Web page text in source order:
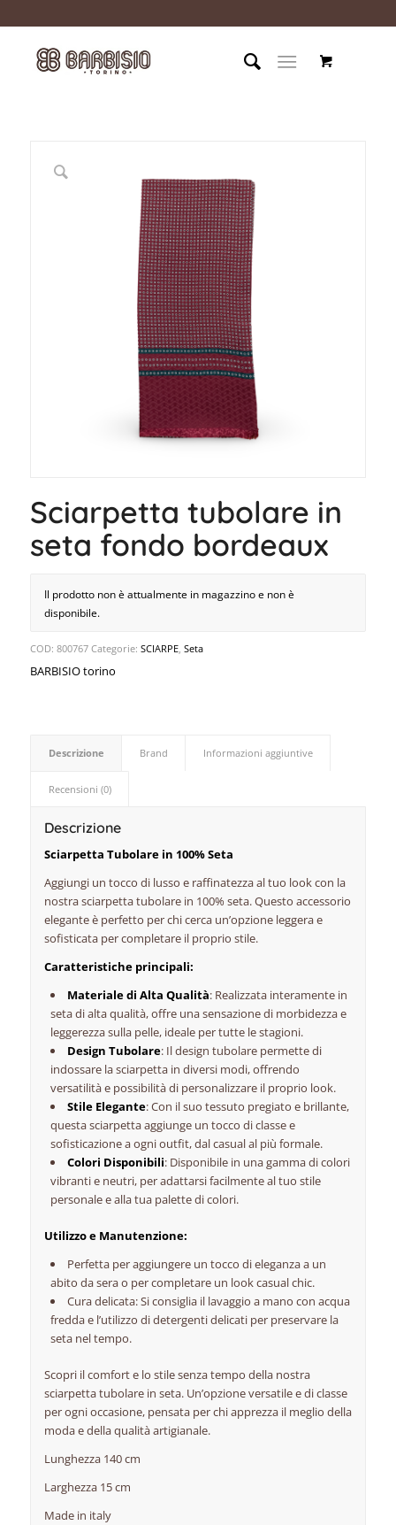
Sciarpetta tubolare in
seta fondo bordeaux
Il prodotto non è attualmente in magazzino e non è
disponibile.
COD: 800767 Categorie: SCIARPE, Seta
BARBISIO torino
Descrizione Brand Informazioni aggiuntive
Recensioni (0)
Descrizione
Sciarpetta Tubolare in 100% Seta
Aggiungi un tocco di lusso e raffinatezza al tuo look con la
nostra sciarpetta tubolare in 100% seta. Questo accessorio
elegante è perfetto per chi cerca un’opzione leggera e
sofisticata per completare il proprio stile.
Caratteristiche principali:
Materiale di Alta Qualità: Realizzata interamente in
seta di alta qualità, offre una sensazione di morbidezza e
leggerezza sulla pelle, ideale per tutte le stagioni.
Design Tubolare: Il design tubolare permette di
indossare la sciarpetta in diversi modi, offrendo
versatilità e possibilità di personalizzare il proprio look.
Stile Elegante: Con il suo tessuto pregiato e brillante,
questa sciarpetta aggiunge un tocco di classe e
sofisticazione a ogni outfit, dal casual al più formale.
Colori Disponibili: Disponibile in una gamma di colori
vibranti e neutri, per adattarsi facilmente al tuo stile
personale e alla tua palette di colori.
Utilizzo e Manutenzione:
Perfetta per aggiungere un tocco di eleganza a un
abito da sera o per completare un look casual chic.
Cura delicata: Si consiglia il lavaggio a mano con acqua
fredda e l’utilizzo di detergenti delicati per preservare la
seta nel tempo.
Scopri il comfort e lo stile senza tempo della nostra
sciarpetta tubolare in seta. Un’opzione versatile e di classe
per ogni occasione, pensata per chi apprezza il meglio della
moda e della qualità artigianale.
Lunghezza 140 cm
Larghezza 15 cm
Made in italy